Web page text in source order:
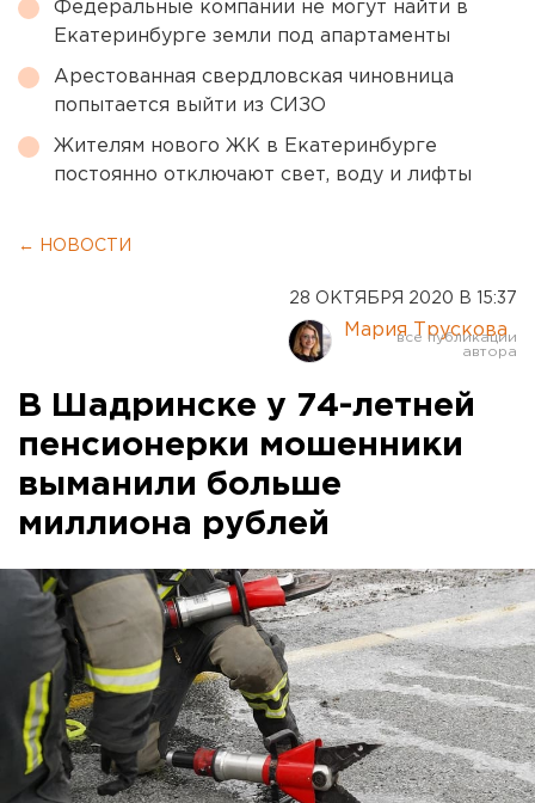
Федеральные компании не могут найти в
Екатеринбурге земли под апартаменты
Арестованная свердловская чиновница
попытается выйти из СИЗО
Жителям нового ЖК в Екатеринбурге
постоянно отключают свет, воду и лифты
← НОВОСТИ
28 ОКТЯБРЯ 2020 В 15:37
Мария Трускова
В Шадринске у 74-летней
пенсионерки мошенники
выманили больше
миллиона рублей